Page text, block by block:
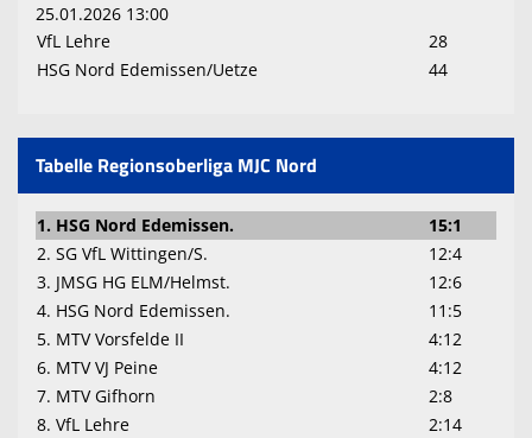
25.01.2026 13:00
VfL Lehre
28
HSG Nord Edemissen/Uetze
44
Tabelle Regionsoberliga MJC Nord
1. HSG Nord Edemissen.
15:1
2. SG VfL Wittingen/S.
12:4
3. JMSG HG ELM/Helmst.
12:6
4. HSG Nord Edemissen.
11:5
5. MTV Vorsfelde II
4:12
6. MTV VJ Peine
4:12
7. MTV Gifhorn
2:8
8. VfL Lehre
2:14